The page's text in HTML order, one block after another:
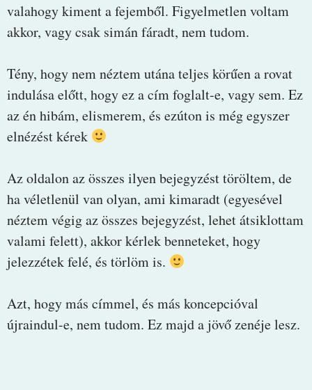
valahogy kiment a fejemből. Figyelmetlen voltam
akkor, vagy csak simán fáradt, nem tudom.
Tény, hogy nem néztem utána teljes körűen a rovat
indulása előtt, hogy ez a cím foglalt-e, vagy sem. Ez
az én hibám, elismerem, és ezúton is még egyszer
elnézést kérek
Az oldalon az összes ilyen bejegyzést töröltem, de
ha véletlenül van olyan, ami kimaradt (egyesével
néztem végig az összes bejegyzést, lehet átsiklottam
valami felett), akkor kérlek benneteket, hogy
jelezzétek felé, és törlöm is.
Azt, hogy más címmel, és más koncepcióval
újraindul-e, nem tudom. Ez majd a jövő zenéje lesz.